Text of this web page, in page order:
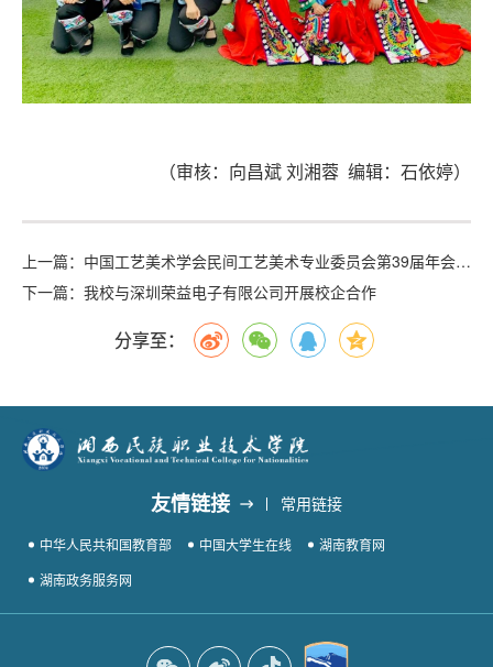
（审核：向昌斌 刘湘蓉 编辑：石依婷）
上一篇：中国工艺美术学会民间工艺美术专业委员会第39届年会开幕
下一篇： 我校与深圳荣益电子有限公司开展校企合作
分享至：
友情链接 常用链接
中华人民共和国教育部 中国大学生在线
湖南教育网
湖南政务服务网